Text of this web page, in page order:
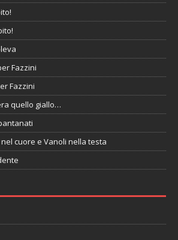
Fazzini
Fazzini
quello giallo…
nel cuore e Vanoli nella testa